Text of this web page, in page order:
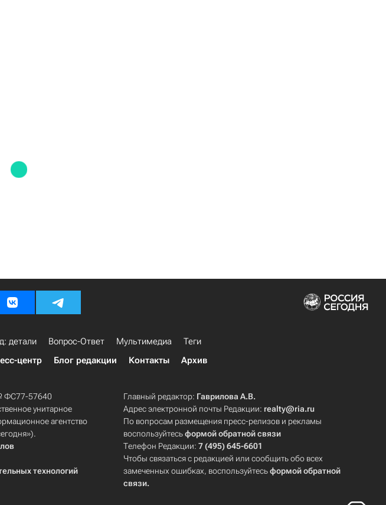
детали Вопрос-Ответ Мультимедиа
Теги
центр Блог редакции Контакты Архив
ФС77-57640
унитарное
агентство
технологий
Главный редактор: Гаврилова А.В.
Адрес электронной почты Редакции: realty@ria.ru
По вопросам размещения пресс-релизов и рекламы
воспользуйтесьформой обратной связи
Телефон Редакции:7 (495) 645-6601
Чтобы связаться с редакцией или сообщить обо всех
замеченных ошибках, воспользуйтесьформой обратной
связи.